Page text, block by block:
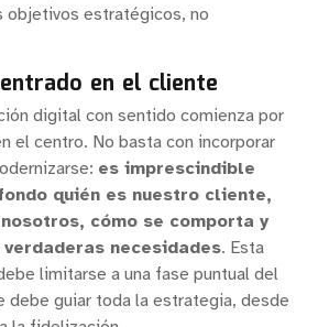
objetivos estratégicos, no
en el cliente
digital con sentido comienza por
el centro. No basta con incorporar
es imprescindible
quién es nuestro cliente,
cómo se comporta y
necesidades. Esta
limitarse a una fase puntual del
debe guiar toda la estrategia, desde